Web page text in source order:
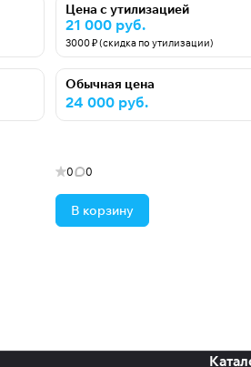
Цена с утилизацией
21 000 руб.
3000 ₽ (скидка по утилизации)
Обычная цена
24 000 руб.
0 0
В корзину